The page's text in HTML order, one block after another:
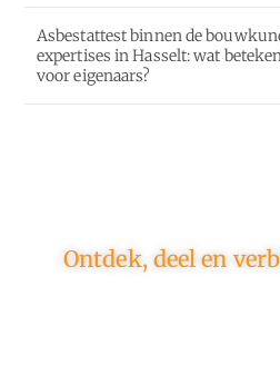
Asbestattest binnen de
expertises in Hasselt: wat
voor eigenaars?
Ontdek, deel en